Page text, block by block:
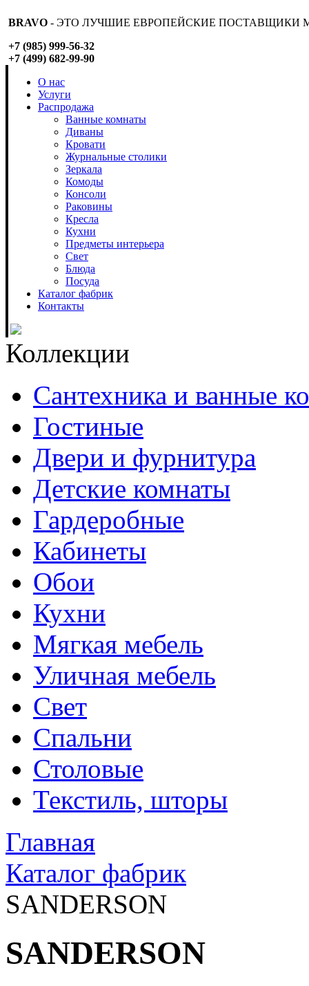
BRAVO - ЭТО ЛУЧШИЕ ЕВРОПЕЙСКИЕ ПОСТАВЩИКИ
+7 (985) 999-56-32
+7 (499) 682-99-90
О нас
Услуги
Распродажа
Ванные комнаты
Диваны
Кровати
Журнальные столики
Зеркала
Комоды
Консоли
Раковины
Кресла
Кухни
Предметы интерьера
Свет
Блюда
Посуда
Каталог фабрик
Контакты
Коллекции
Сантехника и ванные
Гостиные
Двери и фурнитура
Детские комнаты
Гардеробные
Кабинеты
Обои
Кухни
Мягкая мебель
Уличная мебель
Свет
Спальни
Столовые
Текстиль, шторы
Главная
Каталог фабрик
SANDERSON
SANDERSON